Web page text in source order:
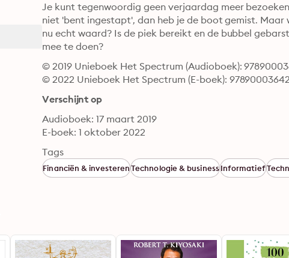
Je kunt tegenwoordig geen verjaardag meer
niet 'bent ingestapt', dan heb je de boot gemist.
nu echt waard? Is de piek bereikt en de bubbel
mee te doen?
© 2019 Unieboek Het Spectrum (Audioboek):
© 2022 Unieboek Het Spectrum (E-boek):
Verschijnt op
Audioboek: 17 maart 2019
E-boek: 1 oktober 2022
Tags
Financiën & investerenTechnologie & businessInformatief